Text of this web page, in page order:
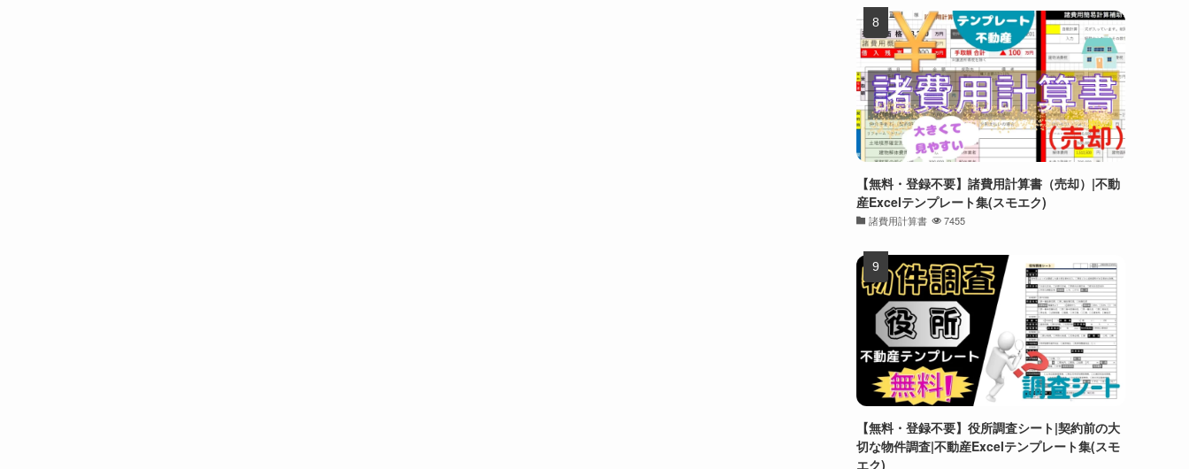
【無料・登録不要】諸費用計算書（売却）|不動
産Excelテンプレート集(スモエク)
諸費用計算書 7455
【無料・登録不要】役所調査シート|契約前の大
切な物件調査|不動産Excelテンプレート集(スモ
エク)